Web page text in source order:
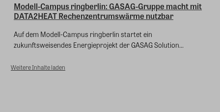
Modell-Campus ringberlin: GASAG-Gruppe macht mit
DATA2HEAT Rechenzentrumswärme nutzbar
Auf dem Modell-Campus ringberlin startet ein
zukunftsweisendes Energieprojekt der GASAG Solution...
Weitere Inhalte laden